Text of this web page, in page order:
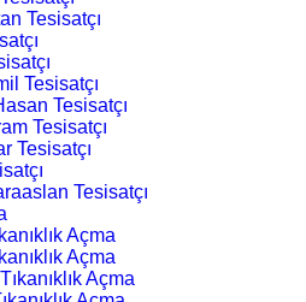
Tesisatçı
Tesisatçı
Tesisatçı
Tesisatçı
Tesisatçı
Tesisatçı
Açma
Açma
Açma